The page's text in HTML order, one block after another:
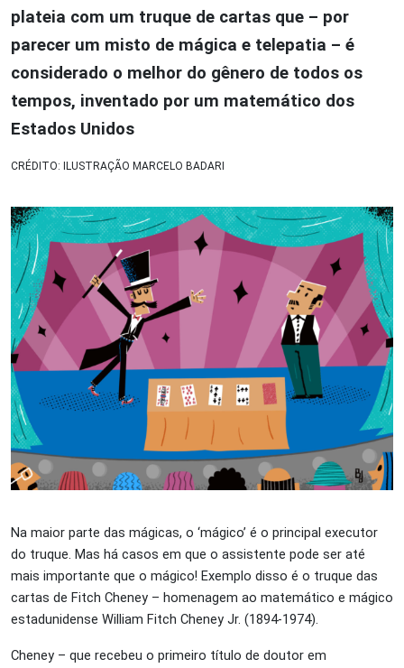
plateia com um truque de cartas que – por
parecer um misto de mágica e telepatia – é
considerado o melhor do gênero de todos os
tempos, inventado por um matemático dos
Estados Unidos
CRÉDITO: ILUSTRAÇÃO MARCELO BADARI
Na maior parte das mágicas, o ‘mágico’ é o principal executor
do truque. Mas há casos em que o assistente pode ser até
mais importante que o mágico! Exemplo disso é o truque das
cartas de Fitch Cheney – homenagem ao matemático e mágico
estadunidense William Fitch Cheney Jr. (1894-1974).
Cheney – que recebeu o primeiro título de doutor em